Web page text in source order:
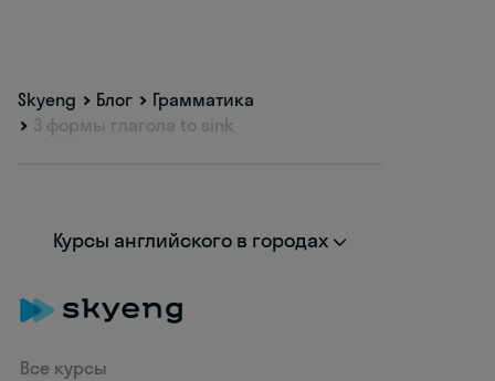
Skyeng Блог
Грамматика
3 формы глагола to sink
Курсы английского в городах
Все курсы